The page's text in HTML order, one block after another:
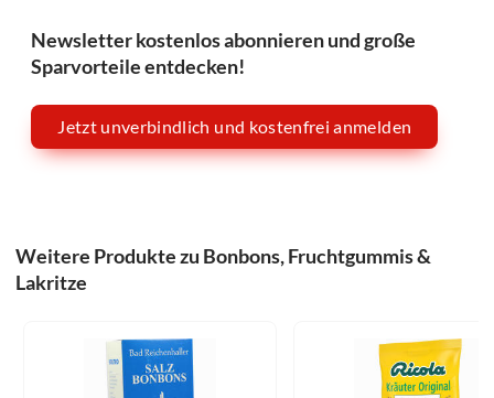
Newsletter kostenlos abonnieren und große
Sparvorteile entdecken!
Jetzt unverbindlich und kostenfrei anmelden
Weitere Produkte zu Bonbons, Fruchtgummis &
Lakritze